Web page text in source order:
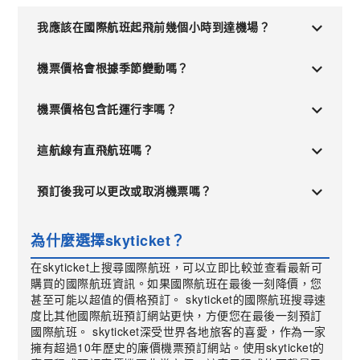
我應該在國際航班起飛前幾個小時到達機場？
機票價格會根據季節變動嗎？
機票價格包含託運行李嗎？
這航線有直飛航班嗎？
預訂後我可以更改或取消機票嗎？
為什麼選擇skyticket？
在skyticket上搜尋國際航班，可以立即比較並查看最新可
購買的國際航班資訊。如果國際航班在最後一刻降價，您
甚至可能以超值的價格預訂。 skyticket的國際航班搜尋速
度比其他國際航班預訂網站更快，方便您在最後一刻預訂
國際航班。 skyticket深受世界各地旅客的喜愛，作為一家
擁有超過10年歷史的廉價機票預訂網站。使用skyticket的